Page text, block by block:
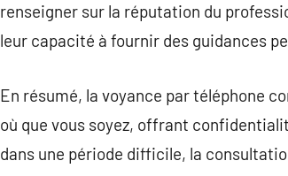
renseigner sur la réputation du
leur capacité à fournir des guidances
En résumé, la voyance par téléphone
où que vous soyez, offrant
dans une période difficile, la